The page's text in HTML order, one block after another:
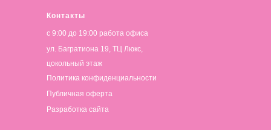
Контакты
с 9:00 до 19:00 работа офиса
ул. Багратиона 19, ТЦ Люкс,
цокольный этаж
Политика конфиденциальности
Публичная оферта
Разработка сайта